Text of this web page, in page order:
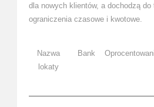
dla nowych klientów, a dochodzą
ograniczenia czasowe i kwotowe.
Nazwa
lokaty
Bank